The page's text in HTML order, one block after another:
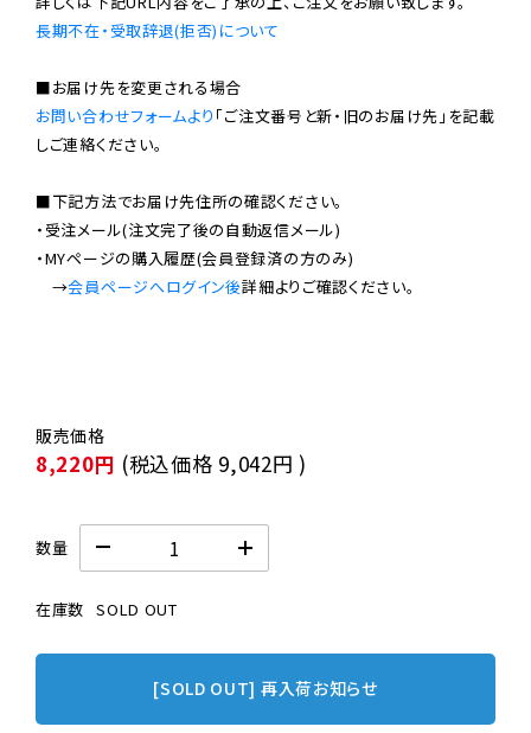
長期不在・受取辞退(拒否)について
お問い合わせフォームより 「ご注文番号と新・旧のお届け先」を記載
しご連絡ください。
■下記方法でお届け先住所の確認ください。
・受注メール(注文完了後の自動返信メール)
・MYページの購入履歴(会員登録済の方のみ)
→会員ページへログイン後
8,220円 (税込価格 9,042円 )
数量
在庫数 SOLD OUT
[SOLD OUT] 再入荷お知らせ